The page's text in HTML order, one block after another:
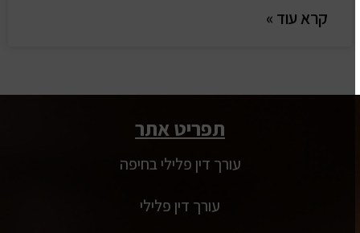
קרא עוד »
תפריט אתר
עורך דין פלילי בחיפה
עורך דין פלילי